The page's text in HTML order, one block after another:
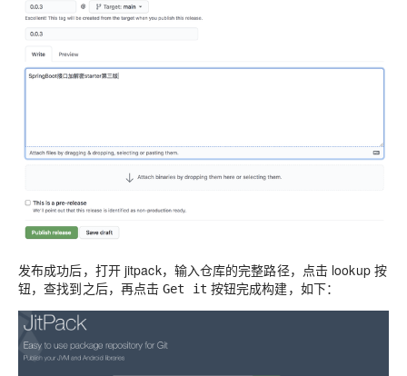
发布成功后，打开 jitpack，输入仓库的完整路径，点击 lookup 按
钮，查找到之后，再点击Get it 按钮完成构建，如下：